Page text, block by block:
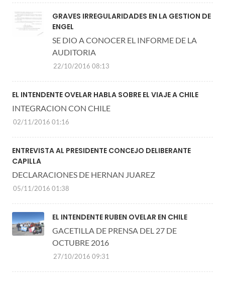
GRAVES IRREGULARIDADES EN LA GESTION DE
ENGEL
SE DIO A CONOCER EL INFORME DE LA
AUDITORIA
22/10/2016 08:13
EL INTENDENTE OVELAR HABLA SOBRE EL VIAJE A CHILE
INTEGRACION CON CHILE
02/11/2016 01:16
ENTREVISTA AL PRESIDENTE CONCEJO DELIBERANTE
CAPILLA
DECLARACIONES DE HERNAN JUAREZ
05/11/2016 01:38
EL INTENDENTE RUBEN OVELAR EN CHILE
GACETILLA DE PRENSA DEL 27 DE
OCTUBRE 2016
27/10/2016 09:31